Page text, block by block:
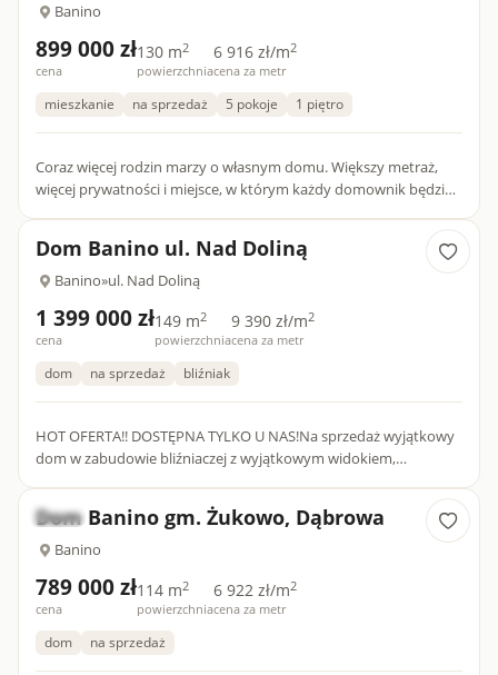
Banino
899 000 zł
cena
130 m2
powierzchnia
6 916 zł/m2
cena za metr
mieszkanie na sprzedaż 5 pokoje 1 piętro
Coraz więcej rodzin marzy o własnym domu. Większy metraż,
więcej prywatności i miejsce, w którym każdy domownik będzie
Dom Banino ul. Nad Doliną
Banino»ul. Nad Doliną
1 399 000 zł
cena
149 m2
powierzchnia
9 390 zł/m2
cena za metr
dom na sprzedaż bliźniak
HOT OFERTA!! DOSTĘPNA TYLKO U NAS!Na sprzedaż wyjątkowy
dom w zabudowie bliźniaczej z wyjątkowym widokiem,
Przepiękny widok!- Duży,...
Nowe
Dom Banino gm. Żukowo, Dąbrowa
Banino
789 000 zł
cena
114 m2
powierzchnia
6 922 zł/m2
cena za metr
dom na sprzedaż